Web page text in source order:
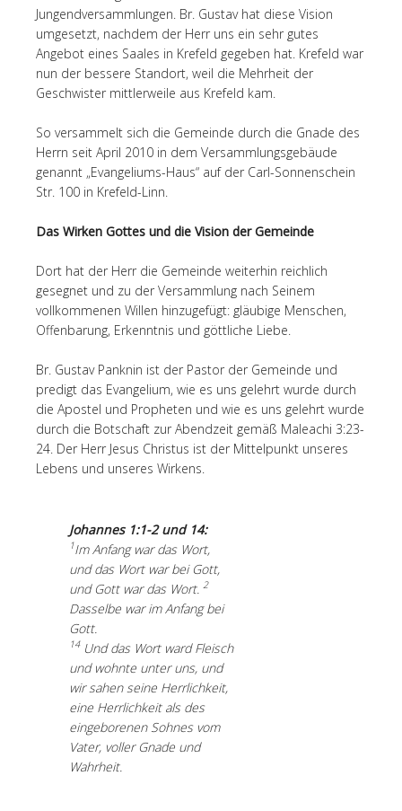
Jungendversammlungen. Br. Gustav hat diese Vision
umgesetzt, nachdem der Herr uns ein sehr gutes
Angebot eines Saales in Krefeld gegeben hat. Krefeld war
nun der bessere Standort, weil die Mehrheit der
Geschwister mittlerweile aus Krefeld kam.
So versammelt sich die Gemeinde durch die Gnade des
Herrn seit April 2010 in dem Versammlungsgebäude
genannt „Evangeliums-Haus“ auf der Carl-Sonnenschein
Str. 100 in Krefeld-Linn.
Das Wirken Gottes und die Vision der Gemeinde
Dort hat der Herr die Gemeinde weiterhin reichlich
gesegnet und zu der Versammlung nach Seinem
vollkommenen Willen hinzugefügt: gläubige Menschen,
Offenbarung, Erkenntnis und göttliche Liebe.
Br. Gustav Panknin ist der Pastor der Gemeinde und
predigt das Evangelium, wie es uns gelehrt wurde durch
die Apostel und Propheten und wie es uns gelehrt wurde
durch die Botschaft zur Abendzeit gemäß Maleachi 3:23-
24. Der Herr Jesus Christus ist der Mittelpunkt unseres
Lebens und unseres Wirkens.
Johannes 1:1-2 und 14:
1Im Anfang war das Wort,
und das Wort war bei Gott,
und Gott war das Wort. 2
Dasselbe war im Anfang bei
Gott.
14Und das Wort ward Fleisch
und wohnte unter uns, und
wir sahen seine Herrlichkeit,
eine Herrlichkeit als des
eingeborenen Sohnes vom
Vater, voller Gnade und
Wahrheit.